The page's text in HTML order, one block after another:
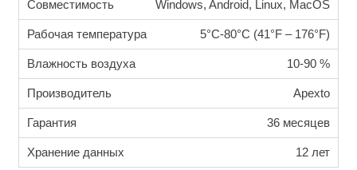
Совместимость Windows, Android, Linux, MacOS
Рабочая температура 5°C-80°C (41°F – 176°F)
Влажность воздуха 10-90 %
Производитель Apexto
Гарантия 36 месяцев
Хранение данных 12 лет